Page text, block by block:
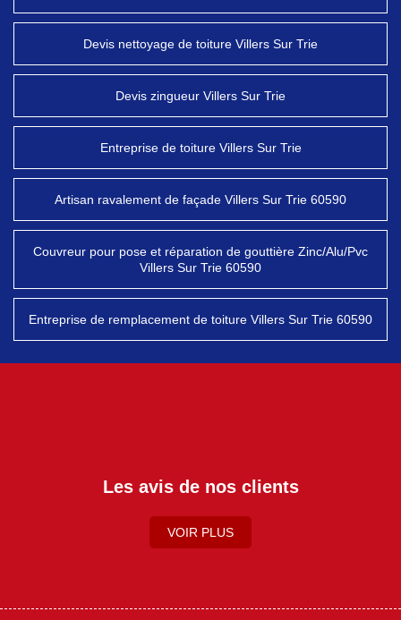
Devis nettoyage de toiture Villers Sur Trie
Devis zingueur Villers Sur Trie
Entreprise de toiture Villers Sur Trie
Artisan ravalement de façade Villers Sur Trie 60590
Couvreur pour pose et réparation de gouttière Zinc/Alu/Pvc
Villers Sur Trie 60590
Entreprise de remplacement de toiture Villers Sur Trie 60590
Les avis de nos clients
VOIR PLUS